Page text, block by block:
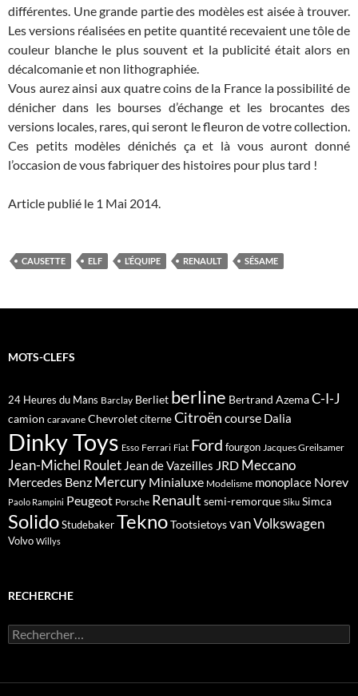
différentes. Une grande partie des modèles est aisée à trouver.
Les versions réalisées en petite quantité recevaient une tôle de
couleur blanche le plus souvent et la publicité était alors en
décalcomanie et non lithographiée.
Vous aurez ainsi aux quatre coins de la France la possibilité de
dénicher dans les bourses d’échange et les brocantes des
versions locales, rares, qui seront le fleuron de votre collection.
Ces petits modèles dénichés ça et là vous auront donné
l’occasion de vous fabriquer des histoires pour plus tard !
Article publié le 1 Mai 2014.
CAUSETTE ELF L’ÉQUIPE RENAULT SÉSAME
MOTS-CLEFS
24 Heures du Mans Barclay Berliet berline Bertrand AzemaC-I-J
camion caravane ChevroletciterneCitroën course Dalia
Dinky Toys Esso Ferrari Fiat Ford fourgon Jacques Greilsamer
Jean-Michel Roulet Jean de Vazeilles JRD Meccano
Mercedes Benz Mercury Minialuxe Modelisme monoplace Norev
Paolo Rampini Peugeot Porsche Renault semi-remorque Siku Simca
SolidoStudebakerTeknoTootsietoysvanVolkswagen
Volvo Willys
RECHERCHE
Rechercher :